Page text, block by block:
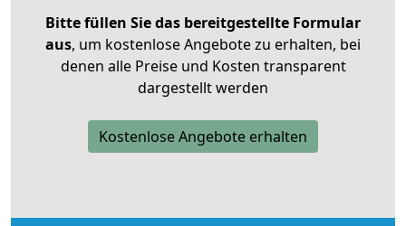
Bitte füllen Sie das bereitgestellte Formular
aus, um kostenlose Angebote zu erhalten, bei
denen alle Preise und Kosten transparent
dargestellt werden
Kostenlose Angebote erhalten